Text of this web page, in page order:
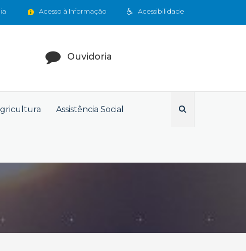
Acessibilidade
Acesso à Informação
Ouvidoria
Assistência Social